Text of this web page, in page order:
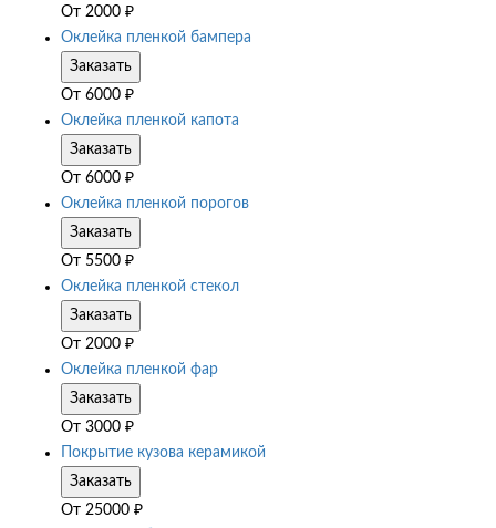
От 2000 ₽
Оклейка пленкой бампера
Заказать
От 6000 ₽
Оклейка пленкой капота
Заказать
От 6000 ₽
Оклейка пленкой порогов
Заказать
От 5500 ₽
Оклейка пленкой стекол
Заказать
От 2000 ₽
Оклейка пленкой фар
Заказать
От 3000 ₽
Покрытие кузова керамикой
Заказать
От 25000 ₽